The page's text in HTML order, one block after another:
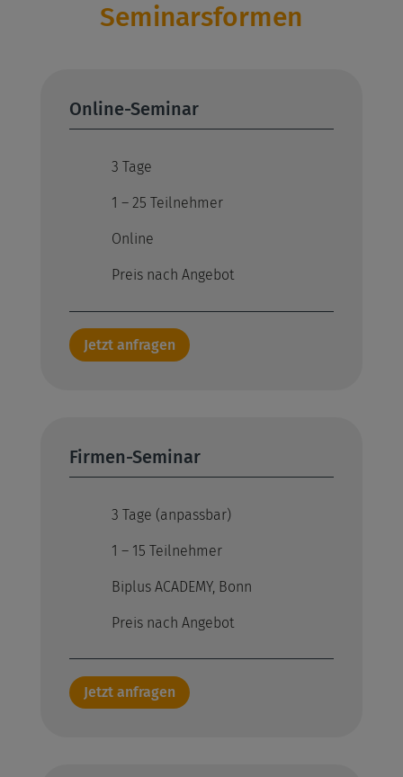
Seminarsformen
Online-Seminar
3 Tage
1 – 25 Teilnehmer
Online
Preis nach Angebot
Jetzt anfragen
Firmen-Seminar
3 Tage (anpassbar)
1 – 15 Teilnehmer
Biplus ACADEMY, Bonn
Preis nach Angebot
Jetzt anfragen